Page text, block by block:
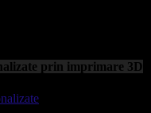
prin imprimare 3D